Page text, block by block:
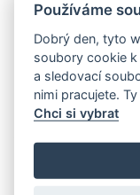
Bc.
Používáme
Dobrý den, tyto
soubory cookie
a sledovací
nimi pracujete.
Chci si vybrat